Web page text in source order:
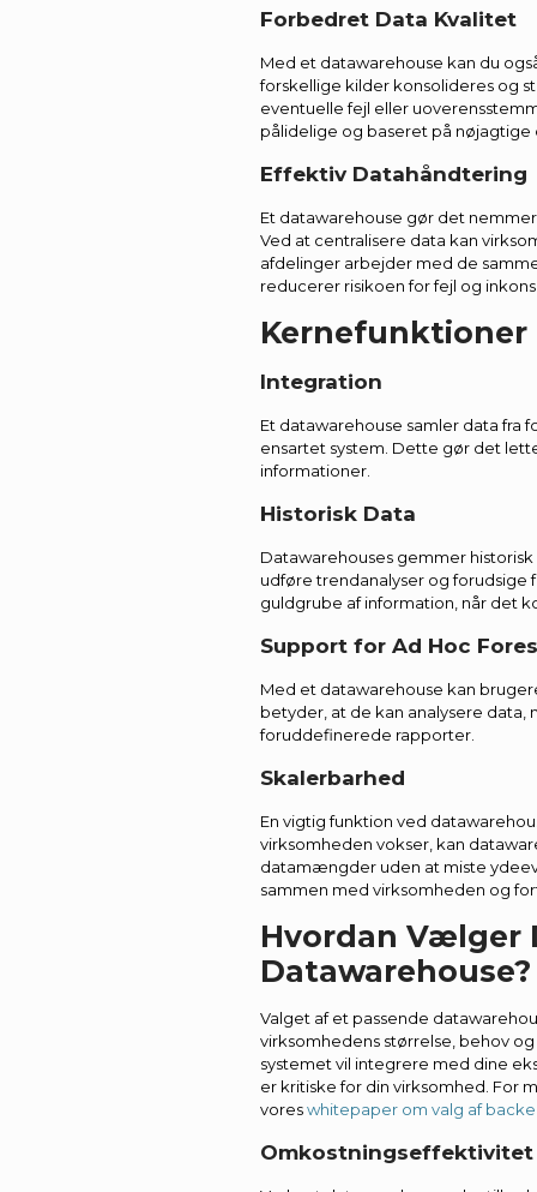
Forbedret Data Kvalitet
Med et datawarehouse kan du
forskellige kilder konsolideres og
eventuelle fejl eller
pålidelige og baseret på nøjagtige
Effektiv Datahåndtering
Et datawarehouse gør det
Ved at centralisere data kan
afdelinger arbejder med de
reducerer risikoen for fejl og
Kernefunktioner
Integration
Et datawarehouse samler data fra
ensartet system. Dette gør det
informationer.
Historisk Data
Datawarehouses gemmer
udføre trendanalyser og
guldgrube af information, når det
Support for Ad Hoc
Med et datawarehouse kan
betyder, at de kan analysere data,
foruddefinerede rapporter.
Skalerbarhed
En vigtig funktion ved
virksomheden vokser, kan
datamængder uden at miste
sammen med virksomheden og
Hvordan Vælger
Datawarehouse?
Valget af et passende
virksomhedens størrelse, behov
systemet vil integrere med dine
er kritiske for din virksomhed. For
voreswhitepaper om valg af
Omkostningseffektivitet